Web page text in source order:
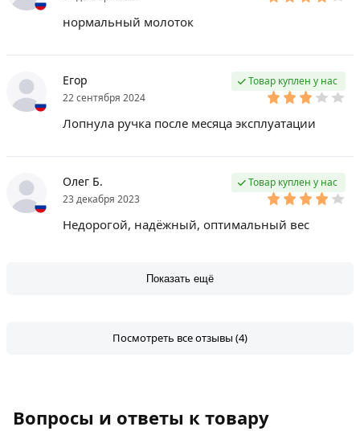
нормальный молоток
Егор
22 сентября 2024
Товар куплен у нас
Лопнула ручка после месяца эксплуатации
Олег Б.
23 декабря 2023
Товар куплен у нас
Недорогой, надёжный, оптимальный вес
Показать ещё
Посмотреть все отзывы (4)
Вопросы и ответы к товару